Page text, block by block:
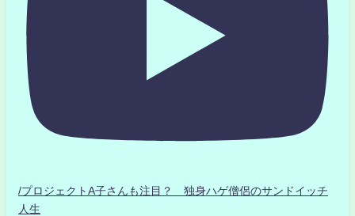
/プロジェクトA子さんも注目？ 独身ハゲ僧侶のサンドイッチ
人生